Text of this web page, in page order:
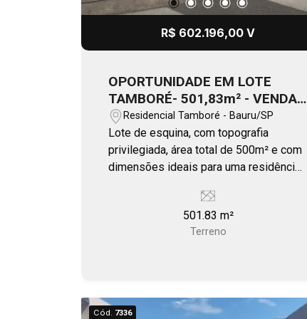
R$ 602.196,00 V
OPORTUNIDADE EM LOTE
TAMBORÉ- 501,83m² - VENDA -
BAURU
Residencial Tamboré - Bauru/SP
Lote de esquina, com topografia
privilegiada, área total de 500m² e com
dimensões ideais para uma residência
501.83 m²
Terreno
Cód. 7336